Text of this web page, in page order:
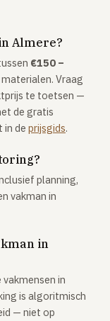
Almere?
€150 –
Vraag
te toetsen —
de gratis
in de prijsgids.
planning,
vakman in
in
in
is algoritmisch
— niet op